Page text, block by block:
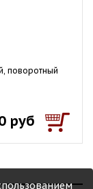
поворотный
руб